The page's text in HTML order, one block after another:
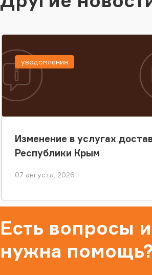
Изменение в услугах
Республики Крым
07 августа, 2026
уведомления
Есть вопросы
нужна помощь?